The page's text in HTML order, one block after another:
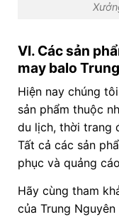
VI. Các sản
may balo
Hiện nay chúng
sản phẩm thuộc
du lịch, thời trang
Tất cả các sản
phục và quảng
Hãy cùng tham
của Trung Nguyên